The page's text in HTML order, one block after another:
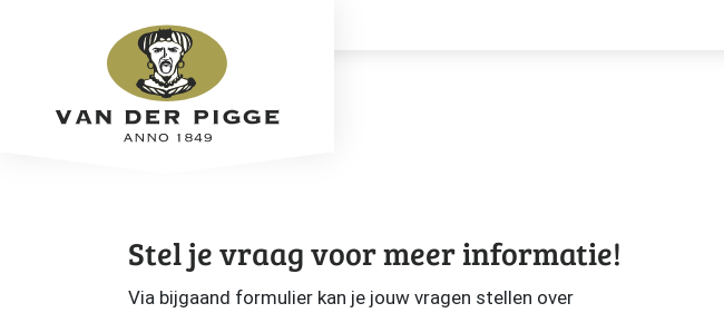
Stel je vraag voor meer informatie!
Via bijgaand formulier kan je jouw vragen stellen over